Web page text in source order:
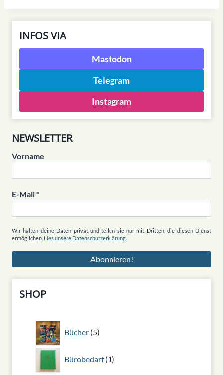
INFOS VIA
Mastodon
Telegram
Instagram
NEWSLETTER
Vorname
E-Mail*
Wir halten deine Daten privat und teilen sie nur mit Dritten, die diesen Dienst
ermöglichen. Lies unsere Datenschutzerklärung.
SHOP
Bücher 5
5
Produkte
Bürobedarf 1
1
Produkt